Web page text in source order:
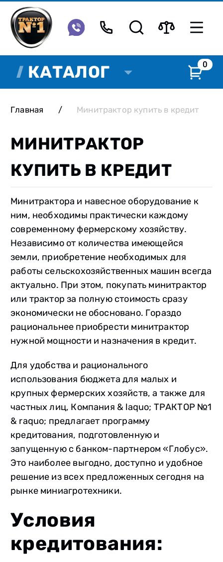
КАТАЛОГ 0
МИНИТРАКТОР
КУПИТЬ В КРЕДИТ
Главная / Минитрактор купить в кредит
Минитрактора и навесное оборудование к
ним, необходимы практически каждому
современному фермерскому хозяйству.
Независимо от количества имеющейся
земли, приобретение необходимых для
работы сельскохозяйственных машин всегда
актуально. При этом, покупать минитрактор
или трактор за полную стоимость сразу
экономически не обосновано. Гораздо
рациональнее приобрести минитрактор
нужной мощности и назначения в кредит.
Для удобства и рационального
использования бюджета для малых и
крупных фермерских хозяйств, а также для
частных лиц, Компания & laquo; ТРАКТОР №1
& raquo; предлагает программу
кредитования, подготовленную и
запущенную с банком-партнером «Глобус».
Это наиболее выгодно, доступно и удобное
решение из всех предложенных сегодня на
рынке миниагротехники.
Условия
кредитования: